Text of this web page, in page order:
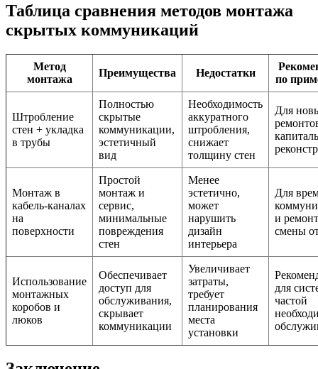
Таблица сравнения методов монтажа
скрытых коммуникаций
Метод
монтажа
Преимущества Недостатки
по
Штробление
стен + укладка
в трубы
Полностью
скрытые
коммуникации,
эстетичный
вид
Необходимость
аккуратного
штробления,
снижает
толщину стен
Для
Монтаж в
кабель-каналах
на
поверхности
Простой
монтаж и
сервис,
минимальные
повреждения
стен
Менее
эстетично,
может
нарушить
дизайн
интерьера
Для
и
смены
Использование
монтажных
коробов и
люков
Обеспечивает
доступ для
обслуживания,
скрывает
коммуникации
Увеличивает
затраты,
требует
планирования
места
установки
для
частой